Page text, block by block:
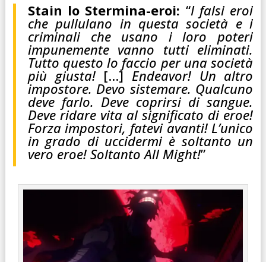
Stain lo Stermina-eroi: “I falsi eroi
che pullulano in questa società e i
criminali che usano i loro poteri
impunemente vanno tutti eliminati.
Tutto questo lo faccio per una società
più giusta![…] Endeavor! Un altro
impostore. Devo sistemare. Qualcuno
deve farlo. Deve coprirsi di sangue.
Deve ridare vita al significato di eroe!
Forza impostori, fatevi avanti! L’unico
in grado di uccidermi è soltanto un
vero eroe! Soltanto All Might!”